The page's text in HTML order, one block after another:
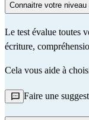
Connaitre votre
Le test évalue toutes
écriture,
Cela vous aide à
Faire une